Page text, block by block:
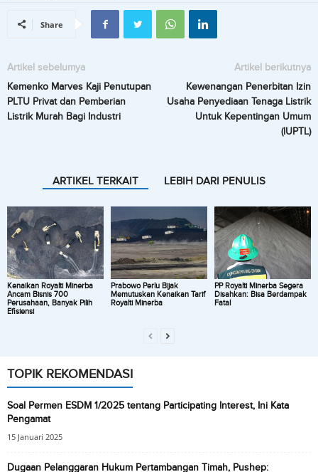
Share
Artikel sebelumya
Kemenko Marves Kaji Penutupan
PLTU Privat dan Pemberian
Listrik Murah Bagi Industri
Artikel berikutnya
Kewenangan Penerbitan Izin
Usaha Penyediaan Tenaga Listrik
Untuk Kepentingan Umum
(IUPTL)
ARTIKEL TERKAIT LEBIH DARI PENULIS
Kenaikan Royalti Minerba
Ancam Bisnis 700
Perusahaan, Banyak Pilih
Efisiensi
Prabowo Perlu Bijak
Memutuskan Kenaikan Tarif
Royalti Minerba
PP Royalti Minerba Segera
Disahkan: Bisa Berdampak
Fatal
TOPIK REKOMENDASI
Soal Permen ESDM 1/2025 tentang Participating Interest, Ini Kata
Pengamat
15 Januari 2025
Dugaan Pelanggaran Hukum Pertambangan Timah, Pushep: